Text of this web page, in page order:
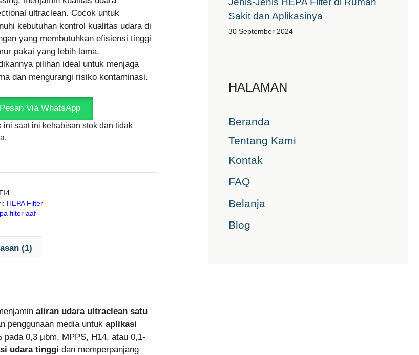
ultraclean. Cocok untuk
kebutuhan kontrol kualitas udara di
yang membutuhkan efisiensi tinggi
pakai yang lebih lama,
pilihan ideal untuk menjaga
dan mengurangi risiko kontaminasi.
Pesan Via WhatsApp
ini saat ini kehabisan stok dan tidak
HEPA Filter
filter aaf
(1)
aliran udara ultraclean satu
penggunaan media untuk aplikasi
0,3 μbm, MPPS, H14, atau 0,1-
udara tinggi dan memperpanjang
Sakit dan Aplikasinya
30 September 2024
HALAMAN
Beranda
Tentang Kami
Kontak
FAQ
Belanja
Blog